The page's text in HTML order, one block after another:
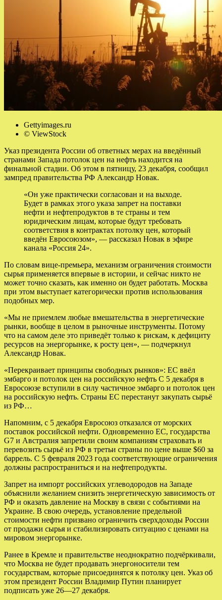
Gettyimages.ru
© ViewStock
Указ президента России об ответных мерах на введённый
странами Запада потолок цен на нефть находится на
финальной стадии. Об этом в пятницу, 23 декабря, сообщил
зампред правительства РФ Александр Новак.
«Он уже практически согласован и на выходе.
Будет в рамках этого указа запрет на поставки
нефти и нефтепродуктов в те страны и тем
юридическим лицам, которые будут требовать
соответствия в контрактах потолку цен, который
введён Евросоюзом», — рассказал Новак в эфире
канала «Россия 24».
По словам вице-премьера, механизм ограничения стоимости
сырья применяется впервые в истории, и сейчас никто не
может точно сказать, как именно он будет работать. Москва
при этом выступает категорически против использования
подобных мер.
«Мы не приемлем любые вмешательства в энергетические
рынки, вообще в целом в рыночные инструменты. Потому
что на самом деле это приведёт только к рискам, к дефициту
ресурсов на энергорынке, к росту цен», — подчеркнул
Александр Новак.
«Перекраивает принципы свободных рынков»: ЕС ввёл
эмбарго и потолок цен на российскую нефть С 5 декабря в
Евросоюзе вступили в силу частичное эмбарго и потолок цен
на российскую нефть. Страны ЕС перестанут закупать сырьё
из РФ…
Напомним, с 5 декабря Евросоюз отказался от морских
поставок российской нефти. Одновременно ЕС, государства
G7 и Австралия запретили своим компаниям страховать и
перевозить сырьё из РФ в третьи страны по цене выше $60 за
баррель. С 5 февраля 2023 года соответствующие ограничения
должны распространиться и на нефтепродукты.
Запрет на импорт российских углеводородов на Западе
объяснили желанием снизить энергетическую зависимость от
РФ и оказать давление на Москву в связи с событиями на
Украине. В свою очередь, установление предельной
стоимости нефти призвано ограничить сверхдоходы России
от продажи сырья и стабилизировать ситуацию с ценами на
мировом энергорынке.
Ранее в Кремле и правительстве неоднократно подчёркивали,
что Москва не будет продавать энергоносители тем
государствам, которые присоединятся к потолку цен. Указ об
этом президент России Владимир Путин планирует
подписать уже 26—27 декабря.